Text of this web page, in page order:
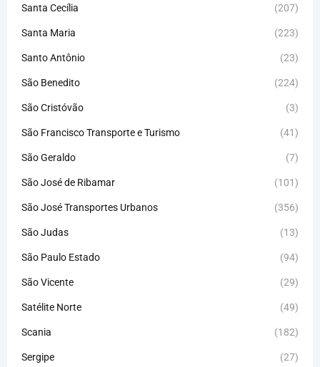
Santa Cecília (207)
Santa Maria (223)
Santo Antônio (23)
São Benedito (224)
São Cristóvão (3)
São Francisco Transporte e Turismo (41)
São Geraldo (7)
São José de Ribamar (101)
São José Transportes Urbanos (356)
São Judas (13)
São Paulo Estado (94)
São Vicente (29)
Satélite Norte (49)
Scania (182)
Sergipe (27)